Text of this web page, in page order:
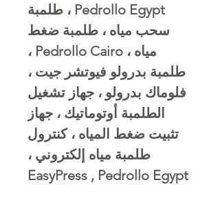
Pedrollo Egypt ، طلمبة
سحب مياه ، طلمبة ضغط
مياه ، Pedrollo Cairo ،
طلمبة بدرولو فيوتشر جيت ،
فلوماك بدرولو ، جهاز تشغيل
الطلمبة أوتوماتيك ، جهاز
تثبيت ضغط المياه ، كنترول
طلمبة مياه إلكتروني ،
EasyPress , Pedrollo Egypt